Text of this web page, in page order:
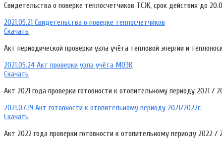
Свидетельства о поверке теплосчетчиков ТСЖ, срок действия до
2021.05.21 Свидетельства о поверке теплосчетчиков
Скачать
Акт периодической проверки узла учёта тепловой энергии и
2021.05.24 Акт проверки узла учёта МОЭК
Скачать
Акт 2021 года проверки готовности к отопительному периоду 2021 /
2021.07.19 Акт готовности к отопительному периоду 2021/2022г.
Скачать
Акт 2022 года проверки готовности к отопительному периоду 2022 /